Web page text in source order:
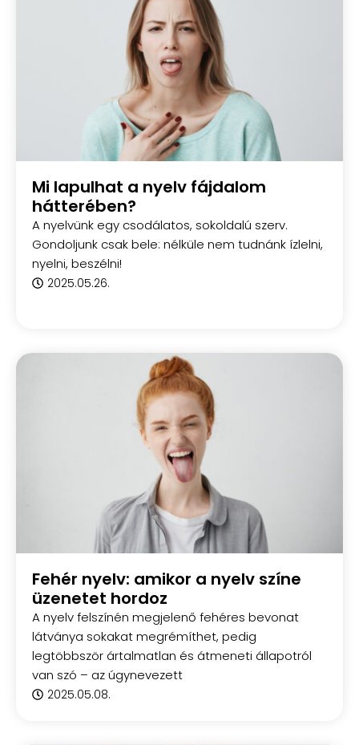
Mi lapulhat a nyelv fájdalom
hátterében?
A nyelvünk egy csodálatos, sokoldalú szerv.
Gondoljunk csak bele: nélküle nem tudnánk ízlelni,
nyelni, beszélni!
2025.05.26.
Fehér nyelv: amikor a nyelv színe
üzenetet hordoz
A nyelv felszínén megjelenő fehéres bevonat
látványa sokakat megrémíthet, pedig
legtöbbször ártalmatlan és átmeneti állapotról
van szó – az úgynevezett
2025.05.08.